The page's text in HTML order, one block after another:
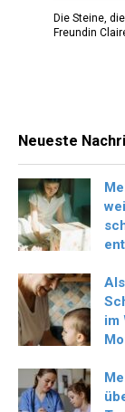
Die Steine,
Freundin
Neueste
im